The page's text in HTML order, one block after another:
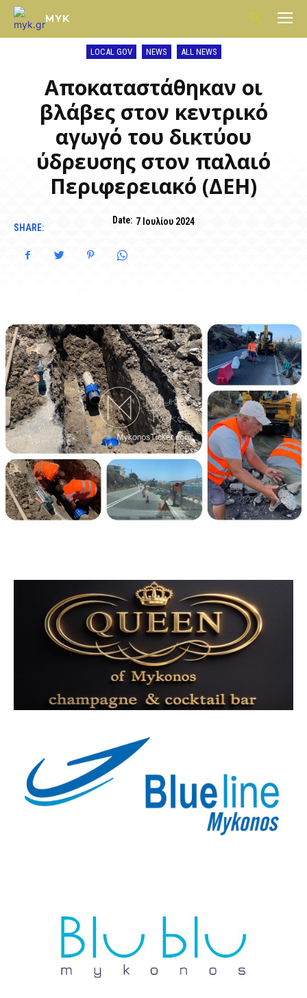
MYK
LOCAL GOV NEWS ALL NEWS
Αποκαταστάθηκαν οι
βλάβες στον κεντρικό
αγωγό του δικτύου
ύδρευσης στον παλαιό
Περιφερειακό (ΔΕΗ)
Date: 7 Ιουλίου 2024
SHARE: